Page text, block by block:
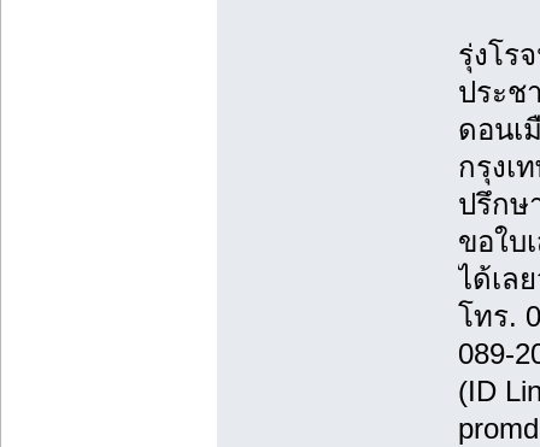
รุ่งโร
ประช
ดอนเ
กรุงเ
ปรึกษ
ขอใบ
ได้เล
โทร.
089-
(ID